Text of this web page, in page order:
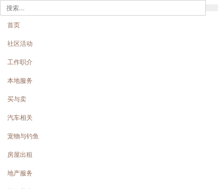
首页
社区活动
工作职介
本地服务
买与卖
汽车相关
宠物与钓鱼
房屋出租
地产服务